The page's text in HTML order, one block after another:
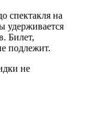
спектакля на
удерживается
Билет,
подлежит.
не